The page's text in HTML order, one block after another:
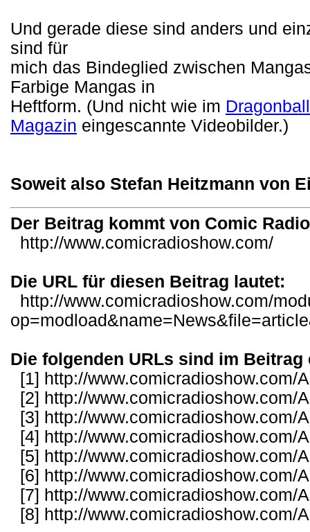
Und gerade diese sind anders und
sind für
mich das Bindeglied zwischen
Farbige Mangas in
Heftform. (Und nicht wie im Dragonball
Magazin eingescannte Videobilder.)
Soweit also Stefan Heitzmann von
Der Beitrag kommt von Comic
http://www.comicradioshow.com/
Die URL für diesen Beitrag lautet:
http://www.comicradioshow.com/
Die folgenden URLs sind im Beitrag
[1] http://www.comicradioshow.com/
[2] http://www.comicradioshow.com/
[3] http://www.comicradioshow.com/
[4] http://www.comicradioshow.com/
[5] http://www.comicradioshow.com/
[6] http://www.comicradioshow.com/
[7] http://www.comicradioshow.com/
[8] http://www.comicradioshow.com/